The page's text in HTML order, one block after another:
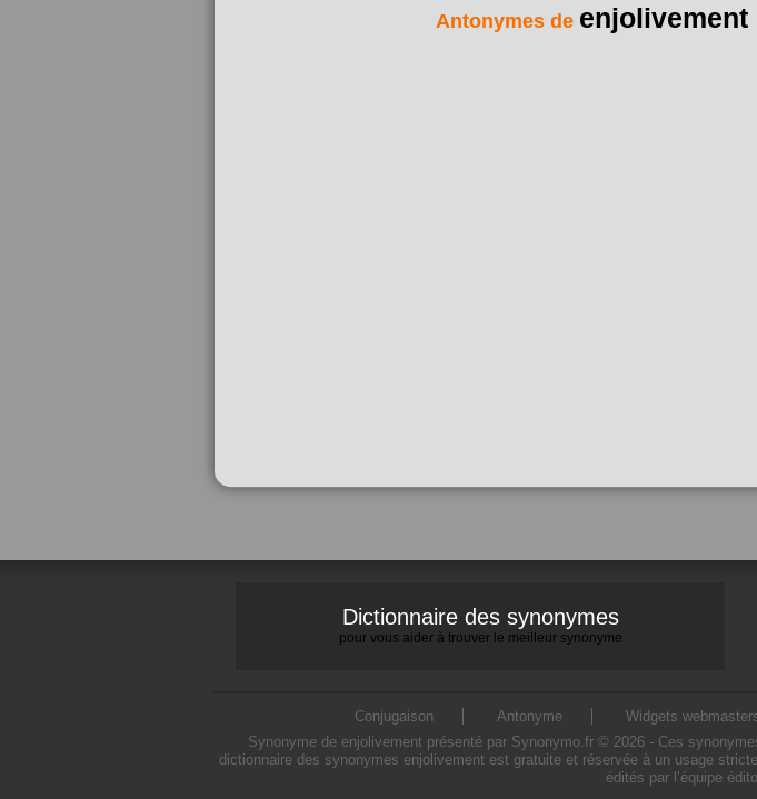
Antonymes de enjolivement
Dictionnaire des synonymes
pour vous aider à trouver le meilleur synonyme
Conjugaison Antonyme Widgets
Synonyme de enjolivement présenté par Synonymo.fr © 2026 - Ces
dictionnaire des synonymes enjolivement est gratuite et réservée à un usage
édités par l’équipe